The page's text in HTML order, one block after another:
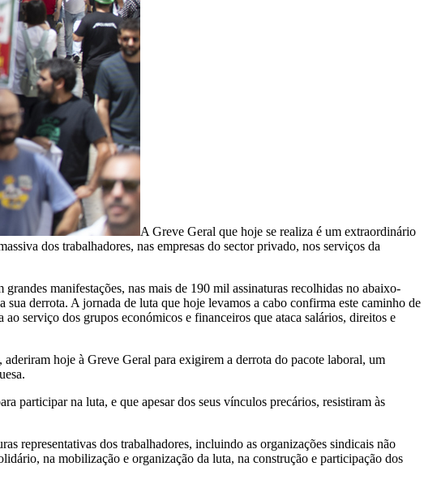
A Greve Geral que hoje se realiza é um extraordinário
dos trabalhadores, nas empresas do sector privado, nos serviços da
manifestações, nas mais de 190 mil assinaturas recolhidas no abaixo-
derrota. A jornada de luta que hoje levamos a cabo confirma este caminho de
serviço dos grupos económicos e financeiros que ataca salários, direitos e
hoje à Greve Geral para exigirem a derrota do pacote laboral, um
participar na luta, e que apesar dos seus vínculos precários, resistiram às
representativas dos trabalhadores, incluindo as organizações sindicais não
na mobilização e organização da luta, na construção e participação dos